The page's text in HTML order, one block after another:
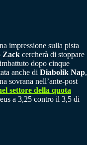
impressione sulla pista
Zack cercherà di stoppare
dopo cinque
anche di Diabolik Nap,
sovrana nell’ante-post
settore della quota
a 3,25 contro il 3,5 di